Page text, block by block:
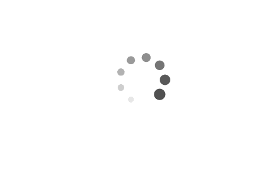
Экстремальная жара охватила ключевые
сельскохозяйственные регионы Китая.
Власти страны предупреждают о возможных
потерях урожая кукурузы, риса, хлопка и сои